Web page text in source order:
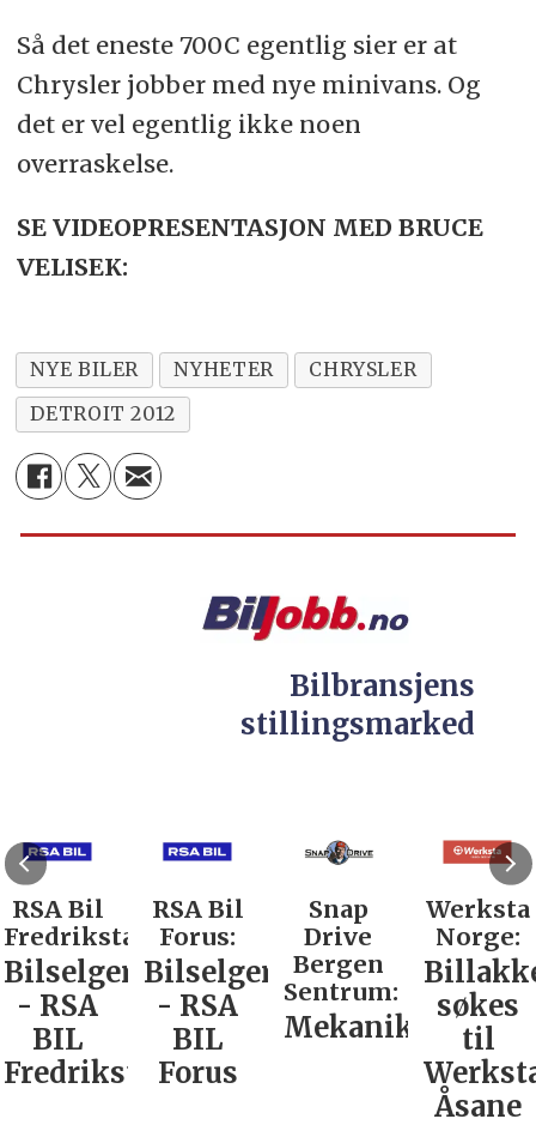
Så det eneste 700C egentlig sier er at
Chrysler jobber med nye minivans. Og
det er vel egentlig ikke noen
overraskelse.
SE VIDEOPRESENTASJON MED BRUCE
VELISEK:
NYE BILER NYHETER
CHRYSLER
DETROIT 2012
Bilbransjens
stillingsmarked
RSA Bil
Fredrikstad:
Bilselger
- RSA
BIL
Fredrikstad
RSA Bil
Forus:
Bilselger
- RSA
BIL
Forus
Snap
Drive
Bergen
Sentrum:
Mekaniker
Werksta
Norge:
søkes
til
Åsane